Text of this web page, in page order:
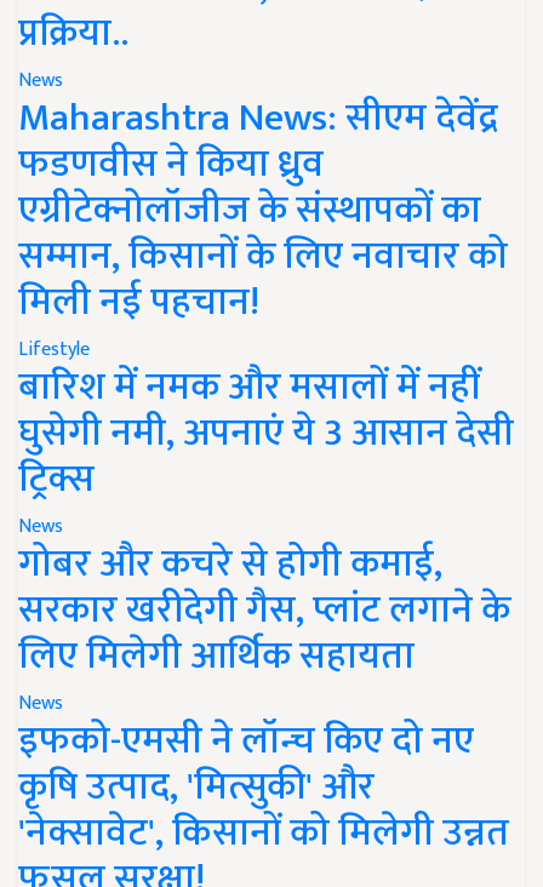
प्रक्रिया..
News
Maharashtra News: सीएम देवेंद्र
फडणवीस ने किया ध्रुव
एग्रीटेक्नोलॉजीज के संस्थापकों का
सम्मान, किसानों के लिए नवाचार को
मिली नई पहचान!
Lifestyle
बारिश में नमक और मसालों में नहीं
घुसेगी नमी, अपनाएं ये 3 आसान देसी
ट्रिक्स
News
गोबर और कचरे से होगी कमाई,
सरकार खरीदेगी गैस, प्लांट लगाने के
लिए मिलेगी आर्थिक सहायता
News
इफको-एमसी ने लॉन्च किए दो नए
कृषि उत्पाद, 'मित्सुकी' और
'नेक्सावेट', किसानों को मिलेगी उन्नत